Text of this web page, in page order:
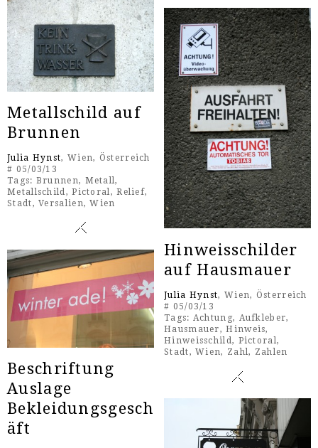
Metallschild auf
Brunnen
Julia Hynst, Wien, Österreich
# 05/03/13
Tags: Brunnen, Metall,
Metallschild,Pictoral,Relief,
Stadt,Versalien,Wien
Hinweisschilder
auf Hausmauer
Julia Hynst, Wien, Österreich
# 05/03/13
Tags: Achtung, Aufkleber,
Hausmauer,Hinweis,
Hinweisschild , Pictoral ,
Stadt,Wien, Zahl, Zahlen
Beschriftung
Auslage
Bekleidungsgesch
äft